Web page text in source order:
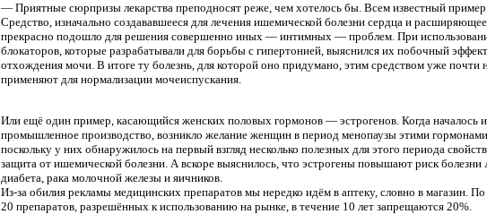
— Приятные сюрпризы лекарства преподносят реже, чем хотелось бы. Всем известный
Средство, изначально создававшееся для лечения ишемической болезни сердца и
прекрасно подошло для решения совершенно иных — интимных — проблем. При
блокаторов, которые разрабатывали для борьбы с гипертонией, выяснился их побочный
отхождения мочи. В итоге ту болезнь, для которой оно придумано, этим средством уже почти
применяют для нормализации мочеиспускания.
Или ещё один пример, касающийся женских половых гормонов — эстрогенов. Когда началось
промышленное производство, возникло желание женщин в период менопаузы этими
поскольку у них обнаружилось на первый взгляд несколько полезных для этого периода
защита от ишемической болезни. А вскоре выяснилось, что эстрогены повышают риск болезни
диабета, рака молочной железы и яичников.
Из-за обилия рекламы медицинских препаратов мы нередко идём в аптеку, словно в магазин. По
20 препаратов, разрешённых к использованию на рынке, в течение 10 лет запрещаются 20%.